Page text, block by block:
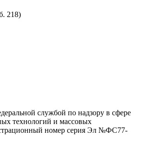
218)
службой по надзору в сфере
технологий и массовых
номер серия Эл №ФС77-